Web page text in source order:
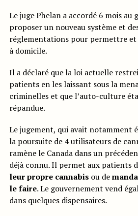
Le juge Phelan a accordé 6 mois
proposer un nouveau système et
réglementations pour permettre
à domicile.
Il a déclaré que la loi actuelle
patients en les laissant sous la
criminelles et que l’auto-culture
répandue.
Le jugement, qui avait notamment
la poursuite de 4 utilisateurs de
ramène le Canada dans un
déjà connu. Il permet aux patients
leur propre cannabisou de
le faire. Le gouvernement vend
dans quelques dispensaires.